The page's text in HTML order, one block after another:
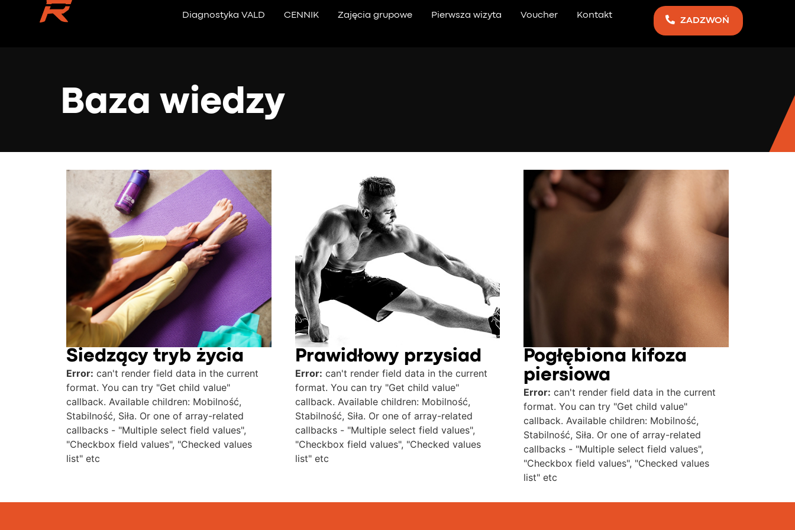
Diagnostyka VALD CENNIK Zajęcia grupowe Pierwsza wizyta Voucher Kontakt
ZADZWOŃ
Baza wiedzy
Siedzący tryb życia
Error: can't render field data in the current
format. You can try "Get child value"
callback. Available children: Mobilność,
Stabilność, Siła. Or one of array-related
callbacks - "Multiple select field values",
"Checkbox field values", "Checked values
list" etc
Prawidłowy przysiad
Error: can't render field data in the current
format. You can try "Get child value"
callback. Available children: Mobilność,
Stabilność, Siła. Or one of array-related
callbacks - "Multiple select field values",
"Checkbox field values", "Checked values
list" etc
Pogłębiona kifoza
piersiowa
Error: can't render field data in the current
format. You can try "Get child value"
callback. Available children: Mobilność,
Stabilność, Siła. Or one of array-related
callbacks - "Multiple select field values",
"Checkbox field values", "Checked values
list" etc